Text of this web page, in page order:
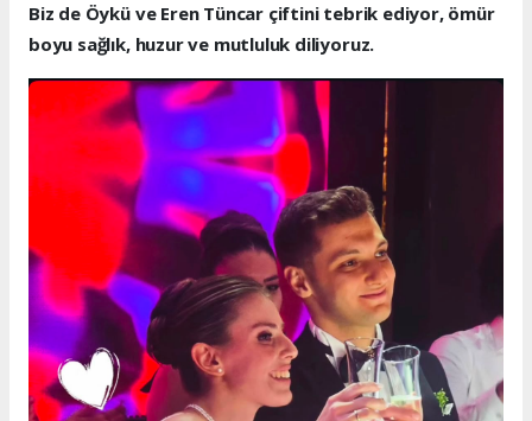
Biz de Öykü ve Eren Tüncar çiftini tebrik ediyor, ömür
boyu sağlık, huzur ve mutluluk diliyoruz.